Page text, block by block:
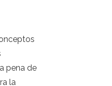
pena de
la